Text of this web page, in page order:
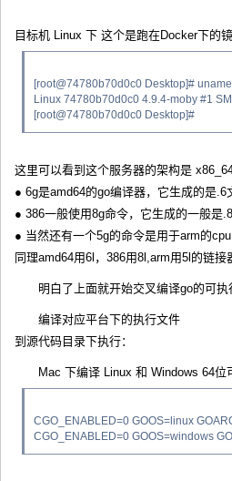
目标机 Linux 下 这个是跑在Docker下的
[root@74780b70d0c0 Desktop]#
Linux 74780b70d0c0 4.9.4-moby #1
[root@74780b70d0c0 Desktop]#
这里可以看到这个服务器的架构是
● 6g是amd64的go编译器，它生成的是.6
● 386一般使用8g命令，它生成的一般是.8
● 当然还有一个5g的命令是用于arm的cpu
同理amd64用6l，386用8l,arm用5l的链接
明白了上面就开始交叉编译go的可执
编译对应平台下的执行文件
到源代码目录下执行：
Mac 下编译 Linux 和 Windows 64位
CGO_ENABLED=0 GOOS=linux
CGO_ENABLED=0 GOOS=windows